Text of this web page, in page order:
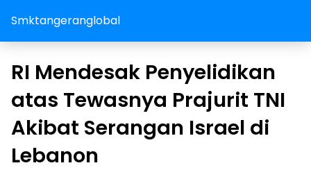
Smktangeranglobal
RI Mendesak Penyelidikan
atas Tewasnya Prajurit TNI
Akibat Serangan Israel di
Lebanon